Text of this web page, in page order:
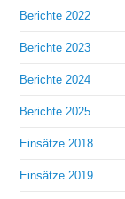
Berichte 2022
Berichte 2023
Berichte 2024
Berichte 2025
Einsätze 2018
Einsätze 2019